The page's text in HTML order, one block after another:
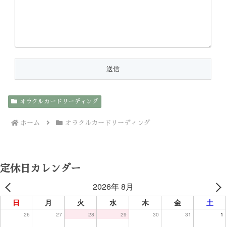
オラクルカードリーディング
ホーム オラクルカードリーディング
定休日カレンダー
2026年 8月
日 月 火 水 木 金 土
26 27 28 29 30 31 1